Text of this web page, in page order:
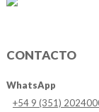
CONTACTO
WhatsApp
+54 9 (351)